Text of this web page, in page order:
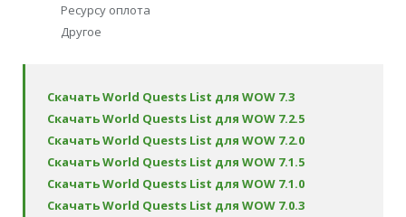
Ресурсу оплота
Другое
Скачать World Quests List для WOW 7.3
Скачать World Quests List для WOW 7.2.5
Скачать World Quests List для WOW 7.2.0
Скачать World Quests List для WOW 7.1.5
Скачать World Quests List для WOW 7.1.0
Скачать World Quests List для WOW 7.0.3